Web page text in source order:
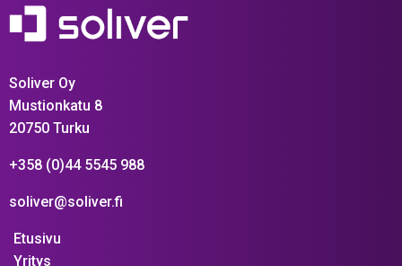
Soliver Oy
Mustionkatu 8
20750 Turku
+358 (0)44 5545 988
soliver@soliver.fi
Etusivu
Yritys